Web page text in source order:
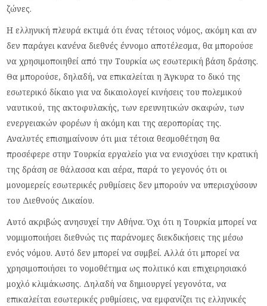
ζώνες.
Η ελληνική πλευρά εκτιμά ότι ένας τέτοιος νόμος, ακόμη και αν
δεν παράγει κανένα διεθνές έννομο αποτέλεσμα, θα μπορούσε
να χρησιμοποιηθεί από την Τουρκία ως εσωτερική βάση δράσης.
Θα μπορούσε, δηλαδή, να επικαλείται η Άγκυρα το δικό της
εσωτερικό δίκαιο για να δικαιολογεί κινήσεις του πολεμικού
ναυτικού, της ακτοφυλακής, των ερευνητικών σκαφών, των
ενεργειακών φορέων ή ακόμη και της αεροπορίας της.
Αναλυτές επισημαίνουν ότι μια τέτοια θεσμοθέτηση θα
προσέφερε στην Τουρκία εργαλείο για να ενισχύσει την κρατική
της δράση σε θάλασσα και αέρα, παρά το γεγονός ότι οι
μονομερείς εσωτερικές ρυθμίσεις δεν μπορούν να υπερισχύσουν
του Διεθνούς Δικαίου.
Αυτό ακριβώς ανησυχεί την Αθήνα. Όχι ότι η Τουρκία μπορεί να
νομιμοποιήσει διεθνώς τις παράνομες διεκδικήσεις της μέσω
ενός νόμου. Αυτό δεν μπορεί να συμβεί. Αλλά ότι μπορεί να
χρησιμοποιήσει το νομοθέτημα ως πολιτικό και επιχειρησιακό
μοχλό κλιμάκωσης. Δηλαδή να δημιουργεί γεγονότα, να
επικαλείται εσωτερικές ρυθμίσεις, να εμφανίζει τις ελληνικές